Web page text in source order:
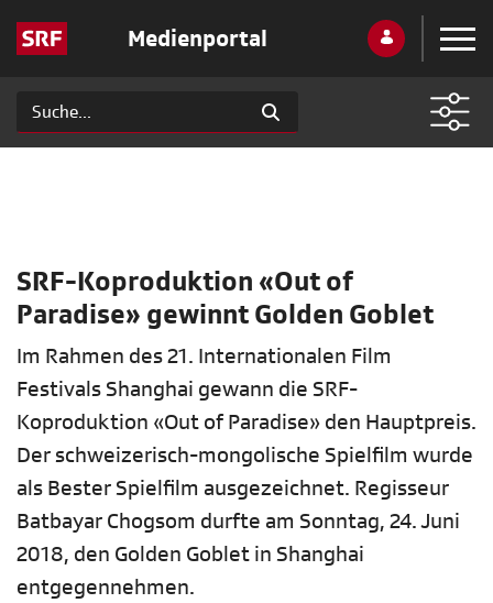
Medienportal
SRF-Koproduktion «Out of
Paradise» gewinnt Golden Goblet
Im Rahmen des 21. Internationalen Film
Festivals Shanghai gewann die SRF-
Koproduktion «Out of Paradise» den Hauptpreis.
Der schweizerisch-mongolische Spielfilm wurde
als Bester Spielfilm ausgezeichnet. Regisseur
Batbayar Chogsom durfte am Sonntag, 24. Juni
2018, den Golden Goblet in Shanghai
entgegennehmen.